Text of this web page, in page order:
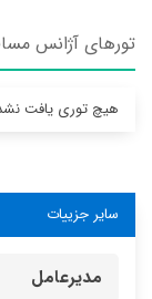
تورهای آژانس
هیچ توری یافت
سایر جزییات
مدیرعامل